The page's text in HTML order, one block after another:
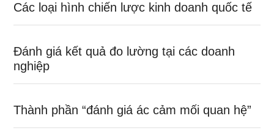
Các loại hình chiến lược kinh doanh quốc tế
Đánh giá kết quả đo lường tại các doanh
nghiệp
Thành phần “đánh giá ác cảm mối quan hệ”